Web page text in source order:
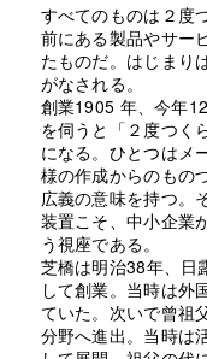
すべてのものは２度
前にある製品やサー
たものだ。はじまり
がなされる。
創業1905 年、今年
を伺うと「２度つく
になる。ひとつはメ
様の作成からのもの
広義の意味を持つ。
装置こそ、中小企業
う視座である。
芝橋は明治38年、日
して創業。当時は外
ていた。次いで曾祖
分野へ進出。当時は